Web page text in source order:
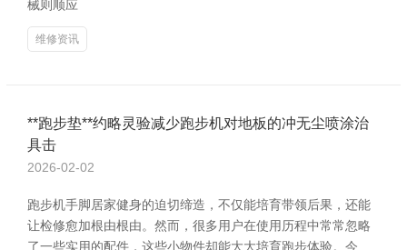
械则顺应
维修资讯
**跑步垫**约略灵验减少跑步机对地板的冲无尘喷涂治
具击
2026-02-02
跑步机手脚居家健身的迫切缔造，不仅能培育带领后果，还能
让检修愈加根由根由。然而，很多用户在使用历程中常常忽略
了一些实用的配件，这些小物件却能大大培育跑步体验。今